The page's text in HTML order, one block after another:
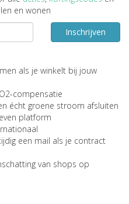
en wonen
Inschrijven
als je winkelt bij jouw
compensatie
écht groene stroom afsluiten
platform
een mail als je contract
van shops op